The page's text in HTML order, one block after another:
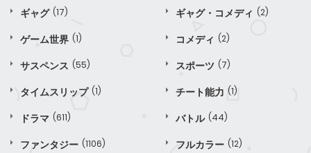
ギャグ (17) ギャグ・コメディ (2)
ゲーム世界 (1) コメディ (2)
サスペンス (55) スポーツ (7)
タイムスリップ (1) チート能力 (1)
ドラマ (611) バトル (44)
ファンタジー (1106) フルカラー (12)